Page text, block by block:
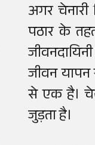
अगर
पठार के
जीवन
से एक है।
जुड़ता है।